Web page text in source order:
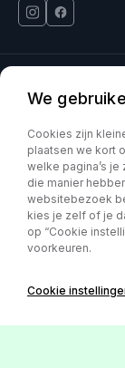
Deinum Venlo
Car
KVK : 60070897
We
Cookies zijn
plaatsen we kort
welke pagina’s je
die manier
websitebezoek
kies je zelf of je
op “Cookie
voorkeuren.
Cookie